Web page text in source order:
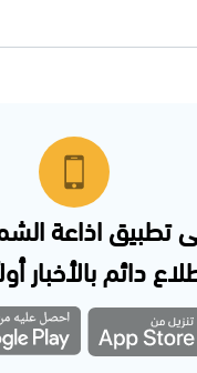
تطبيق اذاعة
دائم بالأخبار